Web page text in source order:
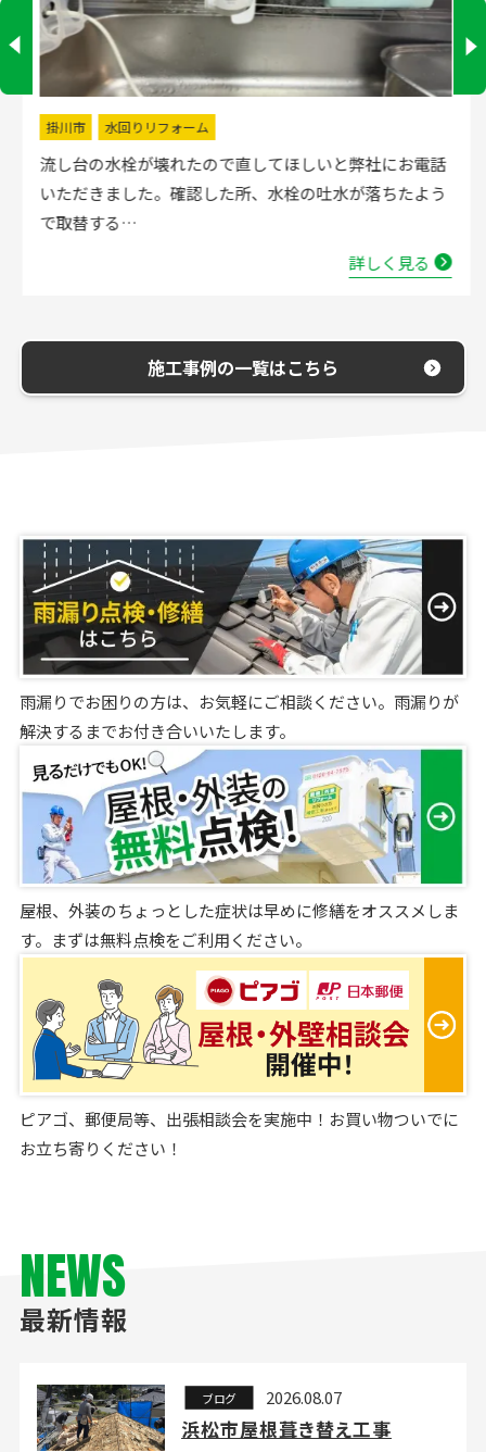
掛川市 水回りリフォーム
流し台の水栓が壊れたので直してほしいと弊社にお電話
いただきました。確認した所、水栓の吐水が落ちたよう
で取替する…
詳しく見る
施工事例の一覧はこちら
雨漏りでお困りの方は、お気軽にご相談ください。雨漏りが
解決するまでお付き合いいたします。
屋根、外装のちょっとした症状は早めに修繕をオススメしま
す。まずは無料点検をご利用ください。
ピアゴ、郵便局等、出張相談会を実施中！お買い物ついでに
お立ち寄りください！
NEWS
最新情報
ブログ 2026.08.07
浜松市屋根葺き替え工事